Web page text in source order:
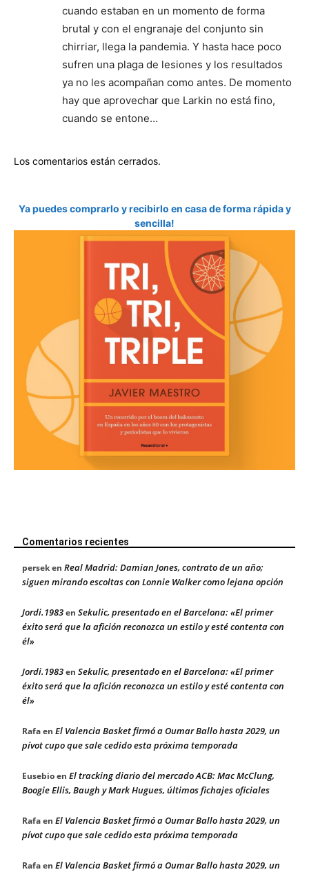
cuando estaban en un momento de forma
brutal y con el engranaje del conjunto sin
chirriar, llega la pandemia. Y hasta hace poco
sufren una plaga de lesiones y los resultados
ya no les acompañan como antes. De momento
hay que aprovechar que Larkin no está fino,
cuando se entone…
Los comentarios están cerrados.
Ya puedes comprarlo y recibirlo en casa de forma rápida y
sencilla!
Comentarios recientes
perseken Real Madrid: Damian Jones, contrato de un año;
siguen mirando escoltas con Lonnie Walker como lejana opción
Jordi.1983en Sekulic, presentado en el Barcelona: «El primer
éxito será que la afición reconozca un estilo y esté contenta con
él»
Jordi.1983en Sekulic, presentado en el Barcelona: «El primer
éxito será que la afición reconozca un estilo y esté contenta con
él»
Rafaen El Valencia Basket firmó a Oumar Ballo hasta 2029, un
pívot cupo que sale cedido esta próxima temporada
Eusebioen El tracking diario del mercado ACB: Mac McClung,
Boogie Ellis, Baugh y Mark Hugues, últimos fichajes oficiales
Rafaen El Valencia Basket firmó a Oumar Ballo hasta 2029, un
pívot cupo que sale cedido esta próxima temporada
Rafaen El Valencia Basket firmó a Oumar Ballo hasta 2029, un